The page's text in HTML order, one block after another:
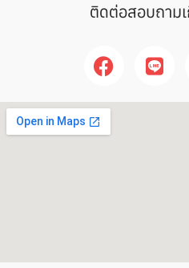
ติดต่อสอบถาม
F
a
c
e
b
L
i
n